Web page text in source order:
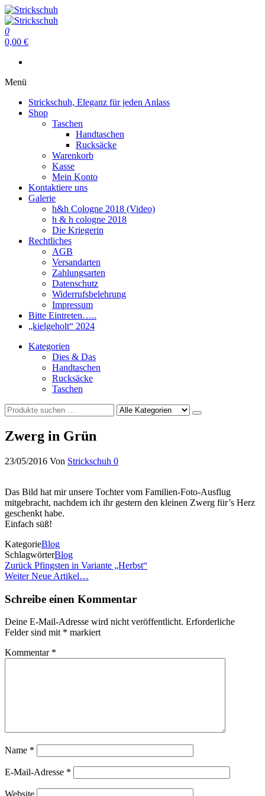
Zum
Inhalt
springen
Strickschuh
Strickschuh
0
0,00 €
Menü
Strickschuh, Eleganz für jeden Anlass
Shop
Taschen
Handtaschen
Rucksäcke
Warenkorb
Kasse
Mein Konto
Kontaktiere uns
Galerie
h&h Cologne 2018 (Video)
h & h cologne 2018
Die Kriegerin
Rechtliches
AGB
Versandarten
Zahlungsarten
Datenschutz
Widerrufsbelehrung
Impressum
Bitte Eintreten…..
„kielgeholt“ 2024
Kategorien
Dies & Das
Handtaschen
Rucksäcke
Taschen
Zwerg in Grün
23/05/2016 Von Strickschuh 0
Das Bild hat mir unsere Tochter vom Familien-Foto-Ausflug
mitgebracht, nachdem ich ihr gestern den kleinen Zwerg für’s Herz
geschenkt habe.
Einfach süß!
KategorieBlog
SchlagwörterBlog
Beitragsnavigation
Vorheriger
Beitrag
Zurück Pfingsten in Variante „Herbst“
Nächster
Weiter Neue Artikel…
Schreibe einen Kommentar
Deine E-Mail-Adresse wird nicht veröffentlicht. Erforderliche
Felder sind mit * markiert
Kommentar *
Name *
E-Mail-Adresse *